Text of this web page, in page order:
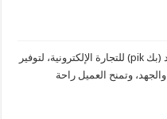
أطلقت شركة جاهز الدولية تطبيقها الجديد (بك pik) للتجارة الإلكترونية، لتوفير
وتمنح العميل راحة